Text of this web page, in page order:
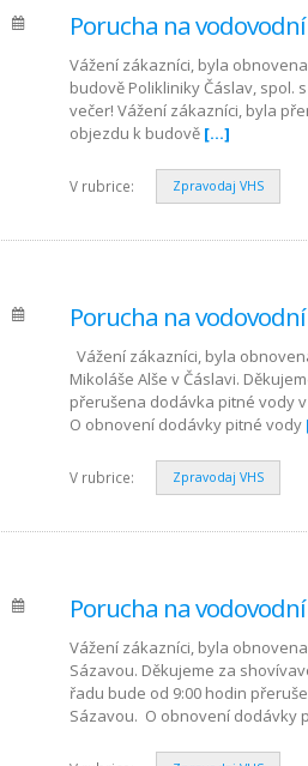
Porucha na
Vážení zákazníci, byla
budově Polikliniky Čáslav, spol.
večer! Vážení zákazníci, byla
objezdu k budově […]
V rubrice: Zpravodaj VHS
Porucha na
Vážení zákazníci, byla
Mikoláše Alše v Čáslavi.
přerušena dodávka pitné vody v
O obnovení dodávky pitné vody
V rubrice: Zpravodaj VHS
Porucha na
Vážení zákazníci, byla
Sázavou. Děkujeme za
řadu bude od 9:00 hodin
Sázavou. O obnovení dodávky